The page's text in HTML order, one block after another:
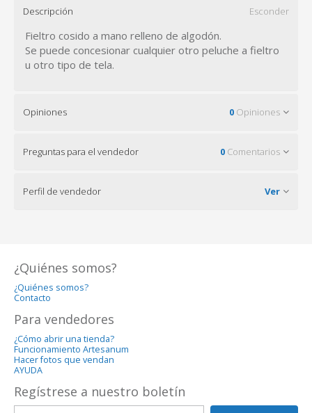
Descripción Esconder
Fieltro cosido a mano relleno de algodón.
Se puede concesionar cualquier otro peluche a fieltro
u otro tipo de tela.
Opiniones 0 Opiniones
Preguntas para el vendedor 0 Comentarios
Perfil de vendedor Ver
¿Quiénes somos?
¿Quiénes somos?
Contacto
Para vendedores
¿Cómo abrir una tienda?
Funcionamiento Artesanum
Hacer fotos que vendan
AYUDA
Regístrese a nuestro boletín